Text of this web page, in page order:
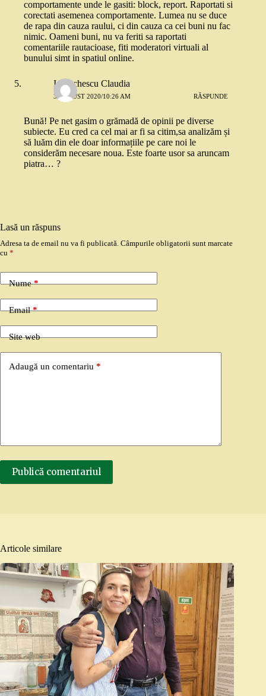
comportamente unde le gasiti: block, report. Raportati si
corectati asemenea comportamente. Lumea nu se duce
de rapa din cauza raului, ci din cauza ca cei buni nu fac
nimic. Oameni buni, nu va feriti sa raportati
comentariile rautacioase, fiti moderatori virtuali al
bunului simt in spatiul online.
Iordachescu Claudia
3 AUGUST 2020/10:26 AM RĂSPUNDE
Bună! Pe net gasim o grămadă de opinii pe diverse
subiecte. Eu cred ca cel mai ar fi sa citim,sa analizăm și
să luăm din ele doar informațiile pe care noi le
considerăm necesare noua. Este foarte usor sa aruncam
piatra… ?
Lasă un răspuns
Adresa ta de email nu va fi publicată. Câmpurile obligatorii sunt marcate
cu *
Nume*
Email*
Site web
Adaugă un comentariu *
Publică comentariul
Articole similare